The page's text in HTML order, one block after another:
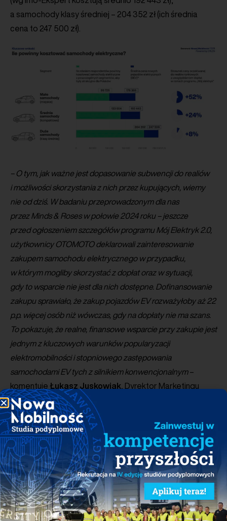
a samochody klasy średniej – 204 352 zł (ich średnia
cena to 247 500 zł).
– O tym, jak ważne jest dopasowanie subwencji do realiów
i możliwości skorzystania z nich przez kupujących, wiemy
nie od dziś. W badaniu przeprowadzonym dla nas
przez Minds & Roses w połowie 2024 roku – jeszcze
przed ogłoszeniem szczegółów programu Mój Elektryk 2.0,
użytkownicy OTOMOTO deklarowali zainteresowanie
zakupem samochodu elektrycznego w przypadku,
w którym mogliby skorzystać z dopłat oraz w sytuacji,
gdy to wsparcie nie jest dla nich dostępne. Dofinansowanie
zakupu sprawiało, że zakup pojazdów EV rozważyłoby aż 22
p.p. więcej osób niż wówczas, gdy na dopłaty nie ma szans.
To pokazuje, że realne, finansowe wsparcie przy zakupie jest
jednym z kluczowych warunków popularyzacji
elektromobilności i stopniowego zastępowania
samochodami EV tych z silnikiem konwencjonalnym–
komentuje Łukasz Juskowiak , Dyrektor Marketingu
OTOMOTO.
Infrastruktura ładowania kluczem do rozwoju
elektromobilności w Polsce
Aby przekonać Polaków do elektromobilności,
nie tylko ceny pojazdów muszą stać się bardziej
przystępne. Konieczne jest również zdecydowane
przyspieszenie rozbudowy infrastruktury ładowania.
33% Polaków traktuje tę kwestię priorytetowo i od stanu